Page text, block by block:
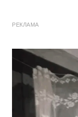
РЕКЛАМА